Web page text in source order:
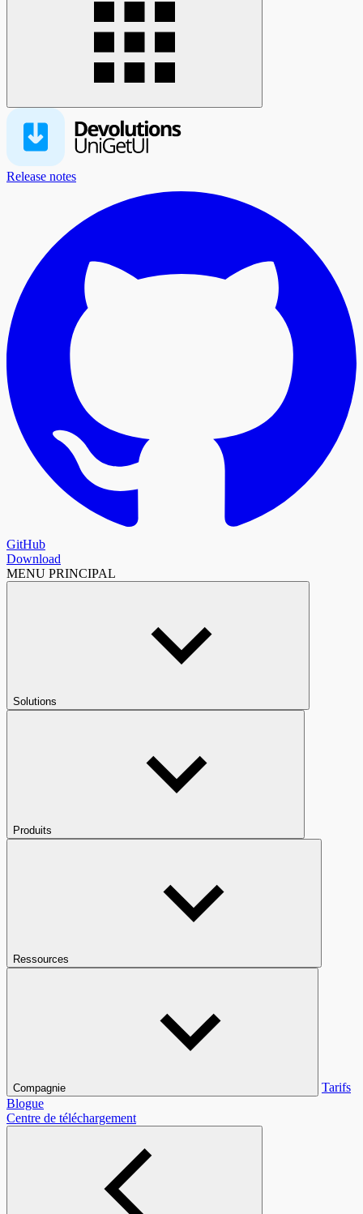
Release notes
GitHub
Download
MENU PRINCIPAL
Solutions
Produits
Ressources
Compagnie
Tarifs
Blogue
Centre de téléchargement